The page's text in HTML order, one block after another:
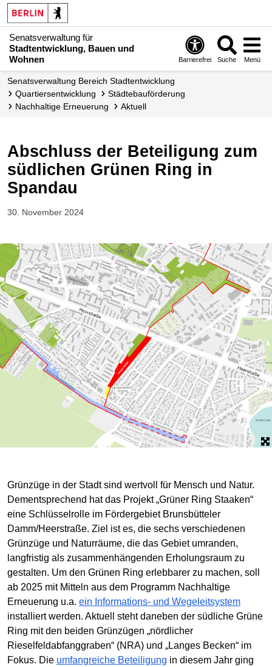
Senatsverwaltung für
Stadtentwicklung, Bauen und
Wohnen
Barrierefrei Suche Menü
Senats­verwaltung Bereich Stadtentwicklung
Quartiers­entwicklung
Städtebauförderung
Nachhaltige Erneuerung
Aktuell
Abschluss der Beteiligung zum
südlichen Grünen Ring in
Spandau
30. November 2024
Grünzüge in der Stadt sind wertvoll für Mensch und Natur.
Dementsprechend hat das Projekt „Grüner Ring Staaken“
eine Schlüsselrolle im Fördergebiet Brunsbütteler
Damm/Heerstraße. Ziel ist es, die sechs verschiedenen
Grünzüge und Naturräume, die das Gebiet umranden,
langfristig als zusammenhängenden Erholungsraum zu
gestalten. Um den Grünen Ring erlebbarer zu machen, soll
ab 2025 mit Mitteln aus dem Programm Nachhaltige
Erneuerung u.a. ein Informations- und Wegeleitsystem
installiert werden. Aktuell steht daneben der südliche Grüne
Ring mit den beiden Grünzügen „nördlicher
Rieselfeldabfanggraben“ (NRA) und „Langes Becken“ im
Fokus. Die umfangreiche Beteiligung in diesem Jahr ging